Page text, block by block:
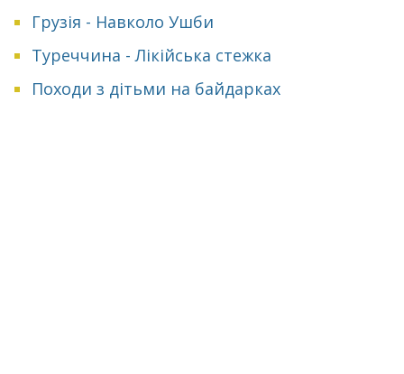
Грузія - Навколо Ушби
Туреччина - Лікійська стежка
Походи з дітьми на байдарках